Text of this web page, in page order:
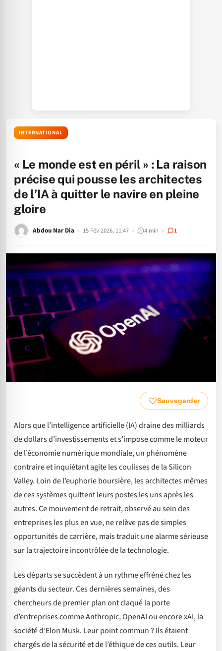
INTERNATIONAL
« Le monde est en péril » : La raison
précise qui pousse les architectes
de l’IA à quitter le navire en pleine
gloire
Abdou Nar Dia 15 Fév 2026, 11:47 4 min 1
Sauvegarder
Alors que l’intelligence artificielle (IA) draine des milliards
de dollars d’investissements et s’impose comme le moteur
de l’économie numérique mondiale, un phénomène
contraire et inquiétant agite les coulisses de la Silicon
Valley. Loin de l’euphorie boursière, les architectes mêmes
de ces systèmes quittent leurs postes les uns après les
autres. Ce mouvement de retrait, observé au sein des
entreprises les plus en vue, ne relève pas de simples
opportunités de carrière, mais traduit une alarme sérieuse
sur la trajectoire incontrôlée de la technologie.
Les départs se succèdent à un rythme effréné chez les
géants du secteur. Ces dernières semaines, des
chercheurs de premier plan ont claqué la porte
d’entreprises comme Anthropic, OpenAI ou encore xAI, la
société d’Elon Musk. Leur point commun ? Ils étaient
chargés de la sécurité et de l’éthique de ces outils. Leur